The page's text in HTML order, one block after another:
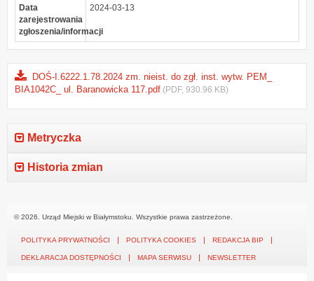
Data
zarejestrowania
zgłoszenia/informacji
2024-03-13
DOŚ-I.6222.1.78.2024 zm. nieist. do zgł. inst. wytw. PEM_
BIA1042C_ ul. Baranowicka 117.pdf (PDF, 930.96 KB)
Metryczka
Historia zmian
© 2026. Urząd Miejski w Białymstoku. Wszystkie prawa zastrzeżone.
POLITYKA PRYWATNOŚCI POLITYKA COOKIES REDAKCJA BIP
DEKLARACJA DOSTĘPNOŚCI MAPA SERWISU NEWSLETTER